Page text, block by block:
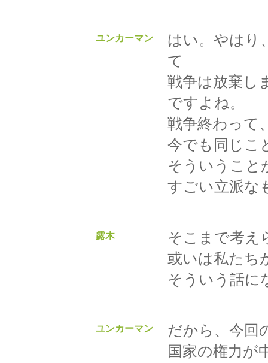
ユンカーマン
はい。やはり
て
戦争は放棄し
ですよね。
戦争終わって
今でも同じこ
そういうこと
すごい立派な
露木
そこまで考え
或いは私たち
そういう話に
ユンカーマン
だから、今回
国家の権力が